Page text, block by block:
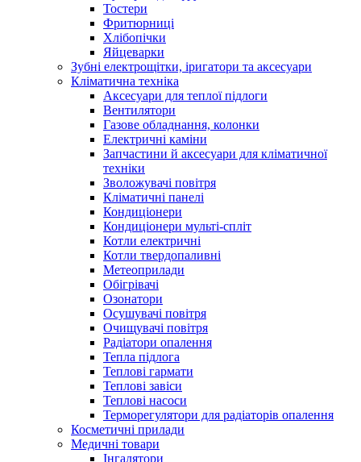
Тостери
Фритюрниці
Хлібопічки
Яйцеварки
Зубні електрощітки, іригатори та аксесуари
Кліматична техніка
Аксесуари для теплої підлоги
Вентилятори
Газове обладнання, колонки
Електричні каміни
Запчастини й аксесуари для кліматичної
техніки
Зволожувачі повітря
Кліматичні панелі
Кондиціонери
Кондиціонери мульті-спліт
Котли електричні
Котли твердопаливні
Метеоприлади
Обігрівачі
Озонатори
Осушувачі повітря
Очищувачі повітря
Радіатори опалення
Тепла підлога
Теплові гармати
Теплові завіси
Теплові насоси
Терморегулятори для радіаторів опалення
Косметичні прилади
Медичні товари
Інгалятори